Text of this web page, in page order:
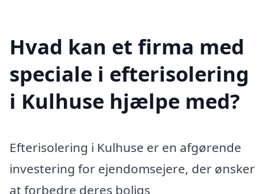
Hvad kan et firma med
speciale i efterisolering
i Kulhuse hjælpe med?
Efterisolering i Kulhuse er en afgørende
investering for ejendomsejere, der ønsker
at forbedre deres boligs